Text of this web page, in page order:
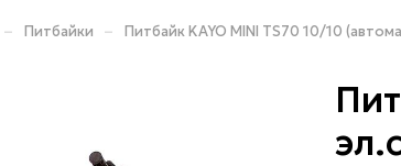
– Питбайки – Питбайк KAYO MINI TS70 10/10